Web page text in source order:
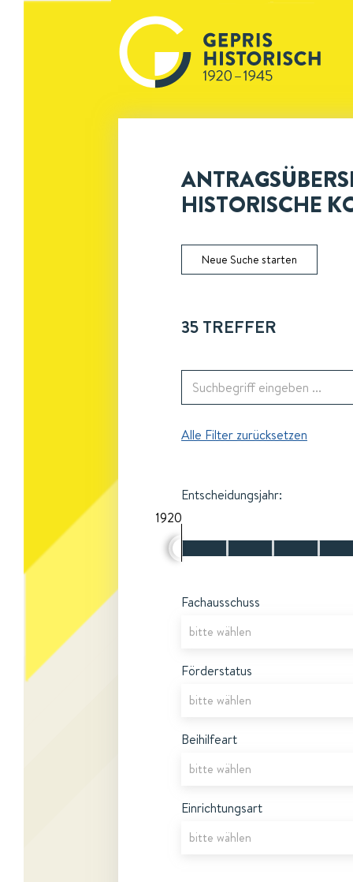
HISTORISCHE
Neue Suche starten
35TREFFER
Alle Filter zurücksetzen
Entscheidungsjahr:
1920
Fachausschuss
Förderstatus
Beihilfeart
Einrichtungsart